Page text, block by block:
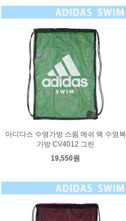
아디다스 수영가방 스윔 메쉬 백 수영복
가방 CV4012 그린
19,550원